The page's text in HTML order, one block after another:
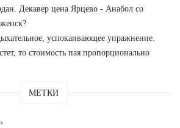
Декавер цена Ярцево - Анабол со
успокаивающее упражнение.
то стоимость пая пропорционально
МЕТКИ